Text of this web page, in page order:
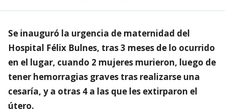
Se inauguró la urgencia de maternidad del
Hospital Félix Bulnes, tras 3 meses de lo ocurrido
en el lugar, cuando 2 mujeres murieron, luego de
tener hemorragias graves tras realizarse una
cesaría, y a otras 4 a las que les extirparon el
útero.